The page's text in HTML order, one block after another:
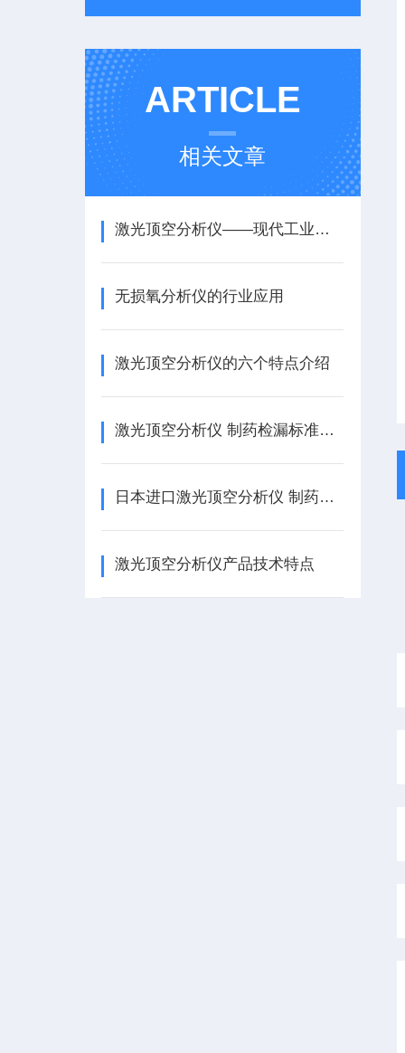
ARTICLE
相关文章
激光顶空分析仪——现代工业中的气体检测利器
无损氧分析仪的行业应用
激光顶空分析仪的六个特点介绍
激光顶空分析仪 制药检漏标准认可的 精度高 日本进口
日本进口激光顶空分析仪 制药检漏标准认可 精度高
激光顶空分析仪产品技术特点